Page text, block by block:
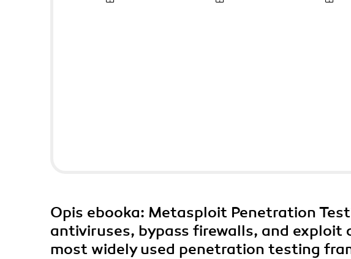
Opis ebooka: Metasploit Penetration
antiviruses, bypass firewalls, and
most widely used penetration testing